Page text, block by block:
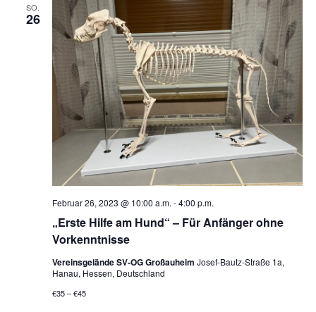
SO.
26
„Erste Hilfe am Hund“ – Für Anfänger ohne
Vorkenntnisse
Februar 26, 2023 @ 10:00 a.m. -4:00 p.m.
Vereinsgelände SV-OG Großauheim Josef-Bautz-Straße 1a,
Hanau, Hessen, Deutschland
€35 – €45